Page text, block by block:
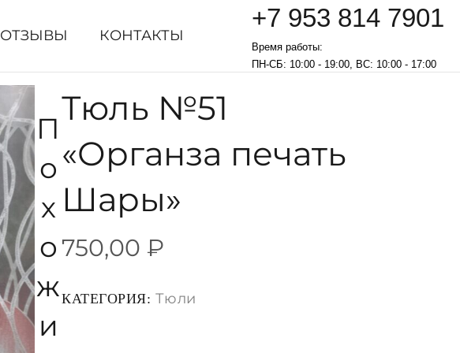
ОТЗЫВЫ КОНТАКТЫ
+7 953 814 7901
Время работы:
ПН-СБ: 10:00 - 19:00, ВС: 10:00 - 17:00
Тюль №51
«Органза печать
Шары»
750,00 ₽
КАТЕГОРИЯ: Тюли
П
О
Х
О
Ж
И